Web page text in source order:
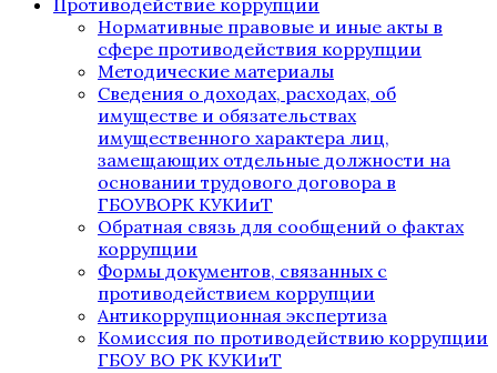
Противодействие коррупции
Нормативные правовые и иные акты в
сфере противодействия коррупции
Методические материалы
Сведения о доходах, расходах, об
имуществе и обязательствах
имущественного характера лиц,
замещающих отдельные должности на
основании трудового договора в
ГБОУВОРК КУКИиТ
Обратная связь для сообщений о фактах
коррупции
Формы документов, связанных с
противодействием коррупции
Антикоррупционная экспертиза
Комиссия по противодействию коррупции
ГБОУ ВО РК КУКИиТ